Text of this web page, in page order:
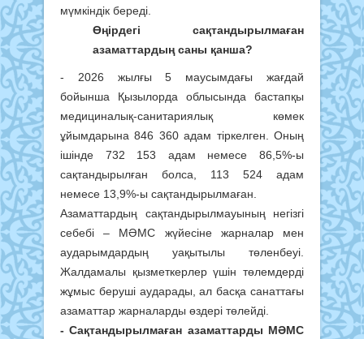
мүмкіндік береді.
Өңірдегі сақтандырылмаған
азаматтардың саны қанша?
- 2026 жылғы 5 маусымдағы жағдай
бойынша Қызылорда облысында бастапқы
медициналық-санитариялық көмек
ұйымдарына 846 360 адам тіркелген. Оның
ішінде 732 153 адам немесе 86,5%-ы
сақтандырылған болса, 113 524 адам
немесе 13,9%-ы сақтандырылмаған.
Азаматтардың сақтандырылмауының негізгі
себебі – МӘМС жүйесіне жарналар мен
аударымдардың уақытылы төленбеуі.
Жалдамалы қызметкерлер үшін төлемдерді
жұмыс беруші аударады, ал басқа санаттағы
азаматтар жарналарды өздері төлейді.
- Сақтандырылмаған азаматтарды МӘМС